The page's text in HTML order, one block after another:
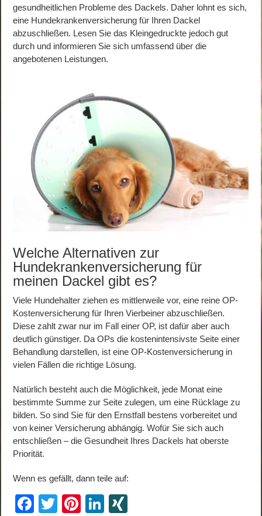
gesundheitlichen Probleme des Dackels. Daher lohnt es sich,
eine Hundekrankenversicherung für Ihren Dackel
abzuschließen. Lesen Sie das Kleingedruckte jedoch gut
durch und informieren Sie sich umfassend über die
angebotenen Leistungen.
Welche Alternativen zur
Hundekrankenversicherung für
meinen Dackel gibt es?
Viele Hundehalter ziehen es mittlerweile vor, eine reine OP-
Kostenversicherung für Ihren Vierbeiner abzuschließen.
Diese zahlt zwar nur im Fall einer OP, ist dafür aber auch
deutlich günstiger. Da OPs die kostenintensivste Seite einer
Behandlung darstellen, ist eine OP-Kostenversicherung in
vielen Fällen die richtige Lösung.
Natürlich besteht auch die Möglichkeit, jede Monat eine
bestimmte Summe zur Seite zulegen, um eine Rücklage zu
bilden. So sind Sie für den Ernstfall bestens vorbereitet und
von keiner Versicherung abhängig. Wofür Sie sich auch
entschließen – die Gesundheit Ihres Dackels hat oberste
Priorität.
Wenn es gefällt, dann teile auf:
F
T
Pi
Li